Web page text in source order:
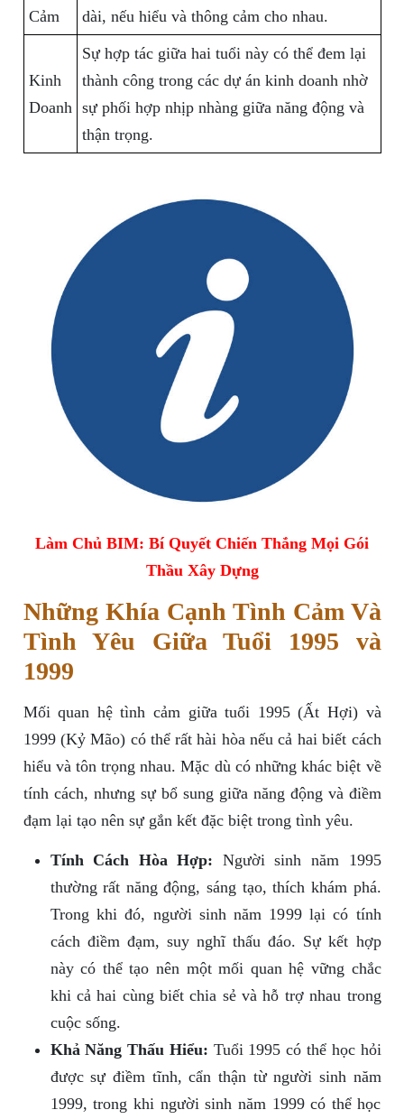
Cảm
dài, nếu hiểu và thông cảm cho nhau.
Kinh
Doanh
Sự hợp tác giữa hai tuổi này có thể đem lại
thành công trong các dự án kinh doanh nhờ
sự phối hợp nhịp nhàng giữa năng động và
thận trọng.
Làm Chủ BIM: Bí Quyết Chiến Thắng Mọi Gói
Thầu Xây Dựng
Những Khía Cạnh Tình Cảm Và
Tình Yêu Giữa Tuổi 1995 và
1999
Mối quan hệ tình cảm giữa tuổi 1995 (Ất Hợi) và
1999 (Kỷ Mão) có thể rất hài hòa nếu cả hai biết cách
hiểu và tôn trọng nhau. Mặc dù có những khác biệt về
tính cách, nhưng sự bổ sung giữa năng động và điềm
đạm lại tạo nên sự gắn kết đặc biệt trong tình yêu.
Tính Cách Hòa Hợp: Người sinh năm 1995
thường rất năng động, sáng tạo, thích khám phá.
Trong khi đó, người sinh năm 1999 lại có tính
cách điềm đạm, suy nghĩ thấu đáo. Sự kết hợp
này có thể tạo nên một mối quan hệ vững chắc
khi cả hai cùng biết chia sẻ và hỗ trợ nhau trong
cuộc sống.
Khả Năng Thấu Hiểu: Tuổi 1995 có thể học hỏi
được sự điềm tĩnh, cẩn thận từ người sinh năm
1999, trong khi người sinh năm 1999 có thể học